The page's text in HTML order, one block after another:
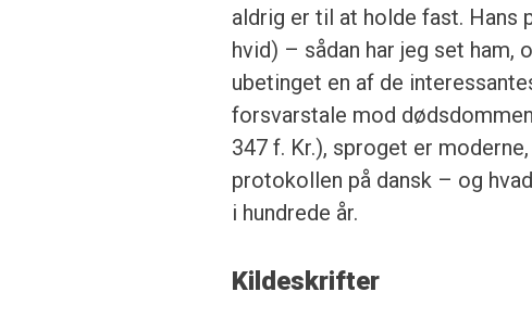
aldrig er til at holde fast.
hvid) – sådan har jeg set
ubetinget en af de
forsvarstale mod
347 f. Kr.), sproget er
protokollen på dansk – og
i hundrede år.
Kildeskrifter